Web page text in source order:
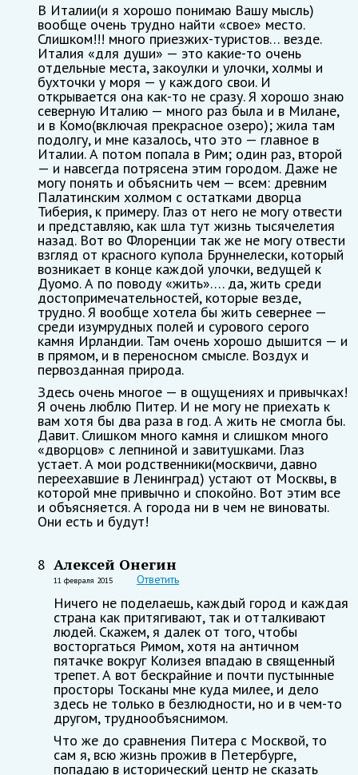
В Италии(и я хорошо понимаю Вашу мысль)
вообще очень трудно найти «свое» место.
Слишком!!! много приезжих-туристов… везде.
Италия «для души» — это какие-то очень
отдельные места, закоулки и улочки, холмы и
бухточки у моря — у каждого свои. И
открывается она как-то не сразу. Я хорошо знаю
северную Италию — много раз была и в Милане,
и в Комо(включая прекрасное озеро); жила там
подолгу, и мне казалось, что это — главное в
Италии. А потом попала в Рим; один раз, второй
— и навсегда потрясена этим городом. Даже не
могу понять и объяснить чем — всем: древним
Палатинским холмом с остатками дворца
Тиберия, к примеру. Глаз от него не могу отвести
и представляю, как шла тут жизнь тысячелетия
назад. Вот во Флоренции так же не могу отвести
взгляд от красного купола Бруннелески, который
возникает в конце каждой улочки, ведущей к
Дуомо. А по поводу «жить»…. да, жить среди
достопримечательностей, которые везде,
трудно. Я вообще хотела бы жить севернее —
среди изумрудных полей и сурового серого
камня Ирландии. Там очень хорошо дышится — и
в прямом, и в переносном смысле. Воздух и
первозданная природа.
Здесь очень многое — в ощущениях и привычках!
Я очень люблю Питер. И не могу не приехать к
вам хотя бы два раза в год. А жить не смогла бы.
Давит. Слишком много камня и слишком много
«дворцов» с лепниной и завитушками. Глаз
устает. А мои родственники(москвичи, давно
переехавшие в Ленинград) устают от Москвы, в
которой мне привычно и спокойно. Вот этим все
и объясняется. А города ни в чем не виноваты.
Они есть и будут!
8 Алексей Онегин
11 февраля 2015 Ответить
Ничего не поделаешь, каждый город и каждая
страна как притягивают, так и отталкивают
людей. Скажем, я далек от того, чтобы
восторгаться Римом, хотя на античном
пятачке вокруг Колизея впадаю в священный
трепет. А вот бескрайние и почти пустынные
просторы Тосканы мне куда милее, и дело
здесь не только в безлюдности, но и в чем-то
другом, труднообъяснимом.
Что же до сравнения Питера с Москвой, то
сам я, всю жизнь прожив в Петербурге,
попадаю в исторический центр не сказать